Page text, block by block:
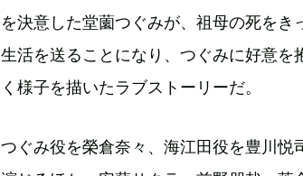
を決意した堂薗つぐみが、祖母の死を
生活を送ることになり、つぐみに好意
く様子を描いたラブストーリーだ。
つぐみ役を榮倉奈々、海江田役を豊川